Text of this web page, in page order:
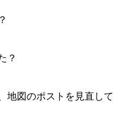
？
地図のポストを見直して